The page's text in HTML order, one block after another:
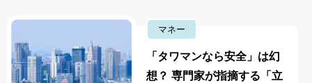
マネー
「タワマンなら安全」は幻
想？ 専門家が指摘する「立